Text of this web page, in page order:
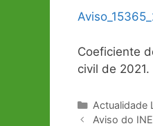
Coeficiente
civil de 2021.
Categorias
Actualidade
Navegação
Aviso do